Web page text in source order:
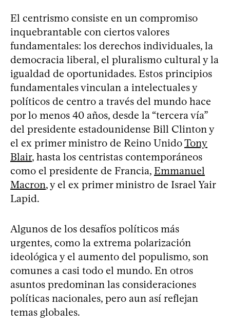
El centrismo consiste en un compromiso
inquebrantable con ciertos valores
fundamentales: los derechos individuales, la
democracia liberal, el pluralismo cultural y la
igualdad de oportunidades. Estos principios
fundamentales vinculan a intelectuales y
políticos de centro a través del mundo hace
por lo menos 40 años, desde la “tercera vía”
del presidente estadounidense Bill Clinton y
el ex primer ministro de Reino UnidoTony
Blair, hasta los centristas contemporáneos
como el presidente de Francia, Emmanuel
Macron, y el ex primer ministro de Israel Yair
Lapid.
Algunos de los desafíos políticos más
urgentes, como la extrema polarización
ideológica y el aumento del populismo, son
comunes a casi todo el mundo. En otros
asuntos predominan las consideraciones
políticas nacionales, pero aun así reflejan
temas globales.